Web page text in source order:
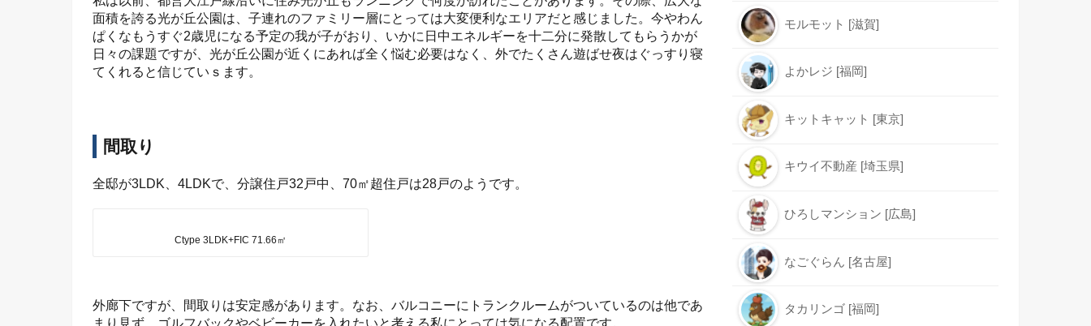
面積を誇る光が丘公園は、子連れのファミリー層にとっては大変便利なエリアだと感じました。今やわん
ぱくなもうすぐ2歳児になる予定の我が子がおり、いかに日中エネルギーを十二分に発散してもらうかが
日々の課題ですが、光が丘公園が近くにあれば全く悩む必要はなく、外でたくさん遊ばせ夜はぐっすり寝
てくれると信じていｓます。
間取り
全邸が3LDK、4LDKで、分譲住戸32戸中、70㎡超住戸は28戸のようです。
Ctype 3LDK+FIC 71.66㎡
外廊下ですが、間取りは安定感があります。なお、バルコニーにトランクルームがついているのは他であ
まり見ず、ゴルフバックやベビーカーを入れたいと考える私にとっては気になる配置です。
モルモット [滋賀]
よかレジ [福岡]
キットキャット [東京]
キウイ不動産 [埼玉県]
ひろしマンション [広島]
なごぐらん [名古屋]
タカリンゴ [福岡]